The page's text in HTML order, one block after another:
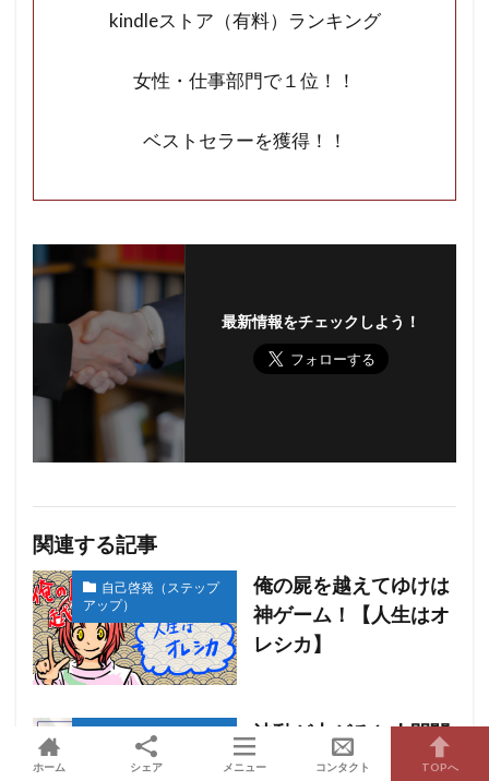
kindleストア（有料）ランキング
女性・仕事部門で１位！！
ベストセラーを獲得！！
最新情報をチェックしよう！
関連する記事
自己啓発（ステップ
アップ）
俺の屍を越えてゆけは
神ゲーム！【人生はオ
レシカ】
自己啓発（ステップ
波動が上がると人間関
係が変わる！？その理
ホーム シェア メニュー コンタクト TOPへ